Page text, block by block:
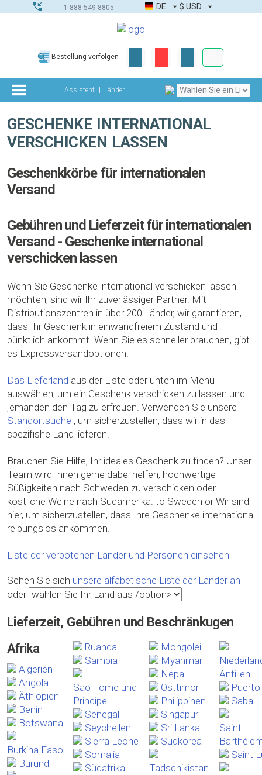
1-888-549-8805 DE $ USD
Bestellung verfolgen
Assistent Länder
GESCHENKE INTERNATIONAL
VERSCHICKEN LASSEN
Geschenkkörbe für internationalen
Versand
Gebühren und Lieferzeit für internationalen
Versand - Geschenke international
verschicken lassen
Wenn Sie Geschenke international verschicken lassen
möchten, sind wir Ihr zuverlässiger Partner. Mit
Distributionszentren in über 200 Länder, wir garantieren,
dass Ihr Geschenk in einwandfreiem Zustand und
pünktlich ankommt. Wenn Sie es schneller brauchen, gibt
es Expressversandoptionen!
Das Lieferland aus der Liste oder unten im Menü
auswählen, um ein Geschenk verschicken zu lassen und
jemanden den Tag zu erfreuen. Verwenden Sie unsere
Standortsuche , um sicherzustellen, dass wir in das
spezifishe Land lieferen.
Brauchen Sie Hilfe, Ihr ideales Geschenk zu finden? Unser
Team wird Ihnen gerne dabei helfen, hochwertige
Süßigkeiten nach Schweden zu verschicken oder
köstliche Weine nach Südamerika. to Sweden or Wir sind
hier, um sicherzustellen, dass Ihre Geschenke international
reibungslos ankommen.
Liste der verbotenen Länder und Personen einsehen
Sehen Sie sich unsere alfabetische Liste der Länder an
oder
Lieferzeit, Gebühren und Beschränkugen
Afrika
Algerien
Angola
Äthiopien
Benin
Botswana
Burkina Faso
Burundi
Ruanda
Sambia
Sao Tome und
Principe
Senegal
Seychellen
Sierra Leone
Somalia
Südafrika
Mongolei
Myanmar
Nepal
Osttimor
Philippinen
Singapur
Sri Lanka
Südkorea
Tadschikistan
Antillen
Saba
Saint
Saint